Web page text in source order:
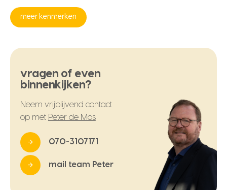
meer kenmerken
vragen of even
binnenkijken?
Neem vrijblijvend contact
op met Peter de Mos
070-3107171
mail team Peter